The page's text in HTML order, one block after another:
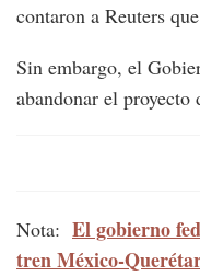
contaron a Reuters
Sin embargo, el
abandonar el proyecto
Nota: El gobierno
tren México-